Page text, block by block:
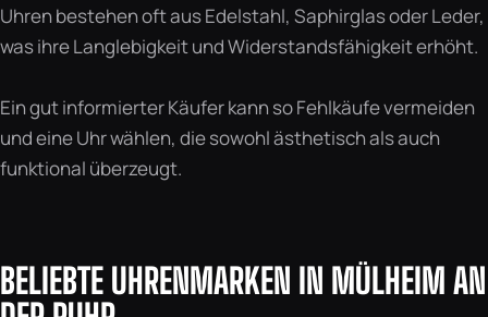
Uhren bestehen oft aus Edelstahl, Saphirglas oder Leder,
was ihre Langlebigkeit und Widerstandsfähigkeit erhöht.
Ein gut informierter Käufer kann so Fehlkäufe vermeiden
und eine Uhr wählen, die sowohl ästhetisch als auch
funktional überzeugt.
BELIEBTE UHRENMARKEN IN MÜLHEIM AN